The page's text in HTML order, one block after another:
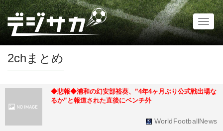
2chまとめ
◆悲報◆浦和の幻安部裕葵、”4年4ヶ月ぶり公式戦出場な
るか”と報道された直後にベンチ外
WorldFootballNews